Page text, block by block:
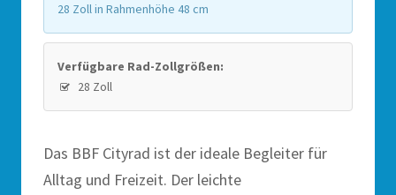
28 Zoll in Rahmenhöhe 48 cm
Verfügbare Rad-Zollgrößen:
28 Zoll
Das BBF Cityrad ist der ideale Begleiter für
Alltag und Freizeit. Der leichte